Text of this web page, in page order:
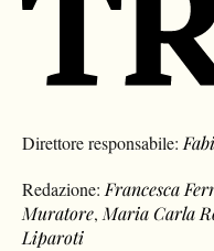
Direttore responsabile:
Redazione:Francesca
Muratore,Maria Carla
Liparoti